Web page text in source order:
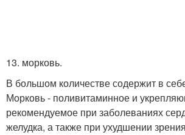
13. морковь.
В большом количестве содержит в
Морковь - поливитаминное и
рекомендуемое при заболеваниях
желудка, а также при ухудшении